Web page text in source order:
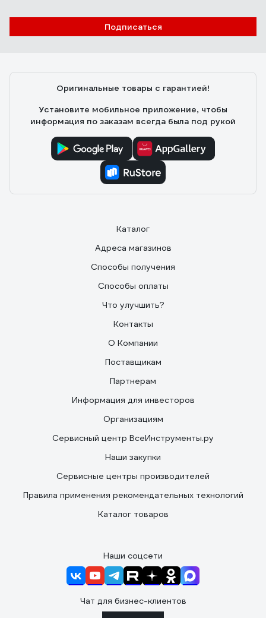
Подписаться
Оригинальные товары с гарантией!
Установите мобильное приложение, чтобы
информация по заказам всегда была под рукой
Каталог
Адреса магазинов
Способы получения
Способы оплаты
Что улучшить?
Контакты
О Компании
Поставщикам
Партнерам
Информация для инвесторов
Организациям
Сервисный центр ВсеИнструменты.ру
Наши закупки
Сервисные центры производителей
Правила применения рекомендательных технологий
Каталог товаров
Наши соцсети
Чат для бизнес-клиентов